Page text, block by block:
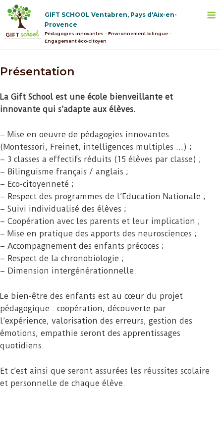
Skip
content
GIFT SCHOOL Ventabren, Pays d'Aix-en-
Provence
Pédagogies innovantes – Environnement bilingue –
Engagement éco-citoyen
Présentation
La Gift School est une école bienveillante et
innovante qui s’adapte aux élèves.
– Mise en oeuvre de pédagogies innovantes
(Montessori, Freinet, intelligences multiples …) ;
– 3 classes a effectifs réduits (15 élèves par classe) ;
– Bilinguisme français / anglais ;
– Eco-citoyenneté ;
– Respect des programmes de l’Education Nationale ;
– Suivi individualisé des élèves ;
– Coopération avec les parents et leur implication ;
– Mise en pratique des apports des neurosciences ;
– Accompagnement des enfants précoces ;
– Respect de la chronobiologie ;
– Dimension intergénérationnelle.
Le bien-être des enfants est au cœur du projet
pédagogique : coopération, découverte par
l’expérience, valorisation des erreurs, gestion des
émotions, empathie seront des apprentissages
quotidiens.
Et c’est ainsi que seront assurées les réussites scolaire
et personnelle de chaque élève.